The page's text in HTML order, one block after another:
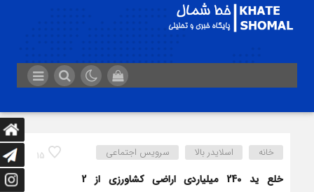
15 خانه اسلایدر بالا سرویس اجتماعی
خلع يد 240 ميلياردی اراضی کشاورزی از 2